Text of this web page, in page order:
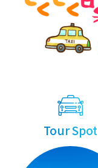
Tour Spot